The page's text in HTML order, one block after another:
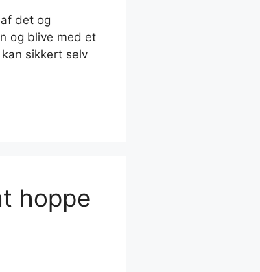
det og
og blive med et
sikkert selv
hoppe